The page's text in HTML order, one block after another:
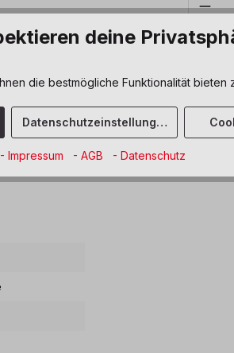
deine
die bestmögliche Funktionalität bieten
Datenschutzeinstellungen
- Impressum - AGB - Datenschutz